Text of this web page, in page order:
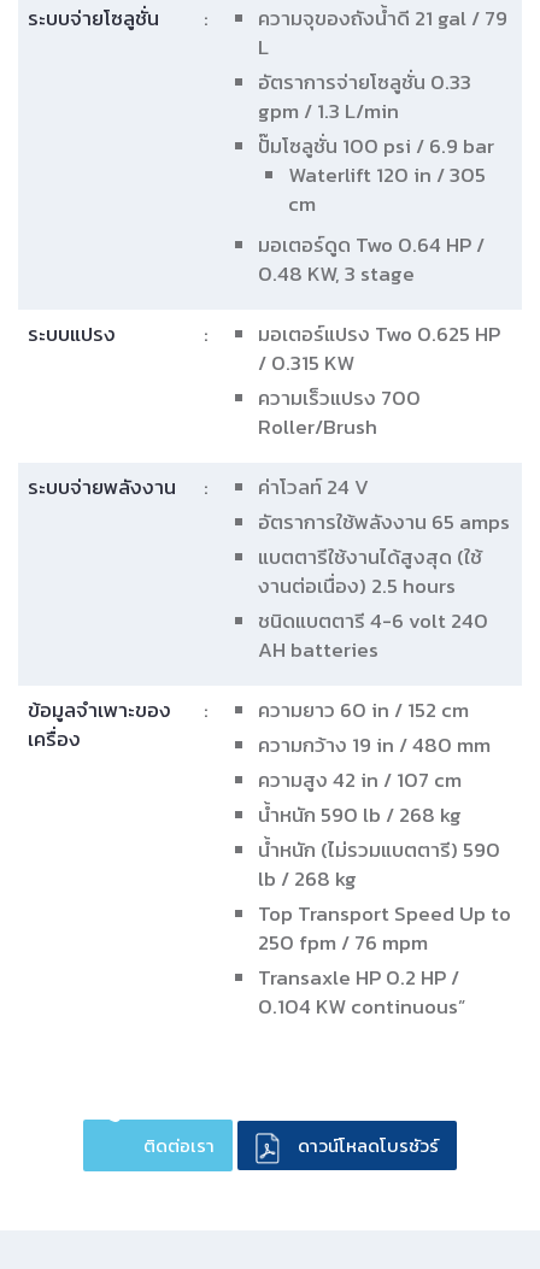
ระบบจ่ายโซลูชั่น
:
ความจุของถังน้ำดี 21 gal / 79
L
อัตราการจ่ายโซลูชั่น 0.33
gpm / 1.3 L/min
ปั๊มโซลูชั่น 100 psi / 6.9 bar
Waterlift 120 in / 305
cm
มอเตอร์ดูด Two 0.64 HP /
0.48 KW, 3 stage
ระบบแปรง
:
มอเตอร์แปรง Two 0.625 HP
/ 0.315 KW
ความเร็วแปรง 700
Roller/Brush
ระบบจ่ายพลังงาน
:
ค่าโวลท์ 24 V
อัตราการใช้พลังงาน 65 amps
แบตตารีใช้งานได้สูงสุด (ใช้
งานต่อเนื่อง) 2.5 hours
ชนิดแบตตารี 4-6 volt 240
AH batteries
ข้อมูลจำเพาะของ
เครื่อง
:
ความยาว 60 in / 152 cm
ความกว้าง 19 in / 480 mm
ความสูง 42 in / 107 cm
น้ำหนัก 590 lb / 268 kg
น้ำหนัก (ไม่รวมแบตตารี) 590
lb / 268 kg
Top Transport Speed Up to
250 fpm / 76 mpm
Transaxle HP 0.2 HP /
0.104 KW continuous”
ติดต่อเรา ดาวน์โหลดโบรชัวร์